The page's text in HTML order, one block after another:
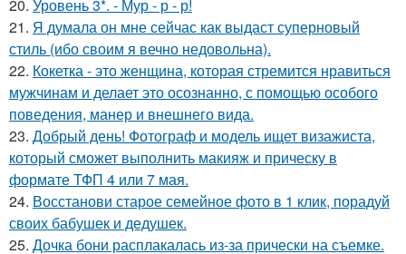
20. Уровень 3*. - Мур - р - р!
21. Я думала он мне сейчас как выдаст суперновый
стиль (ибо своим я вечно недовольна).
22. Кокетка - это женщина, которая стремится нравиться
мужчинам и делает это осознанно, с помощью особого
поведения, манер и внешнего вида.
23. Добрый день! Фотограф и модель ищет визажиста,
который сможет выполнить макияж и прическу в
формате ТФП 4 или 7 мая.
24. Восстанови старое семейное фото в 1 клик, порадуй
своих бабушек и дедушек.
25. Дочка бони расплакалась из-за прически на съемке.